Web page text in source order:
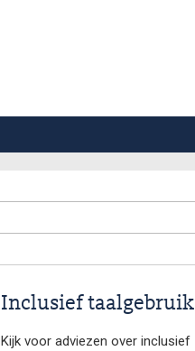
Inclusief taalgebruik
Kijk voor adviezen over inclusief